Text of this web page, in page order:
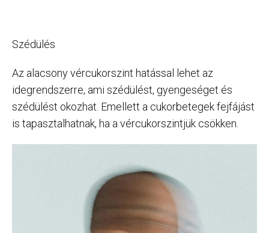
Szédülés
Az alacsony vércukorszint hatással lehet az
idegrendszerre, ami szédülést, gyengeséget és
szédülést okozhat. Emellett a cukorbetegek fejfájást
is tapasztalhatnak, ha a vércukorszintjük csökken.